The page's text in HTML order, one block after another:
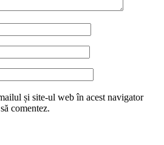
și site-ul web în acest navigator
comentez.